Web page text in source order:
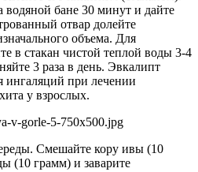
водяной бане 30 минут и дайте
отвар долейте
объема. Для
в стакан чистой теплой воды 3-4
3 раза в день. Эвкалипт
ингаляций при лечении
у взрослых.
Смешайте кору ивы (10
(10 грамм) и заварите